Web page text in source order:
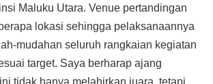
Maluku Utara. Venue pertandingan
lokasi sehingga pelaksanaannya
mudahan seluruh rangkaian kegiatan
target. Saya berharap ajang
tidak hanya melahirkan juara, tetapi